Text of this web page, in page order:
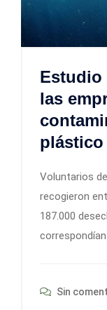
Estudio
las
plástico
Voluntarios
recogieron
187.000
Sin